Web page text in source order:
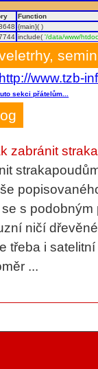
Function
{main}( )
include('/data/www/
http://www.tzb-
sekci přátelům...
zabránit
s
ničí
třeba i
...